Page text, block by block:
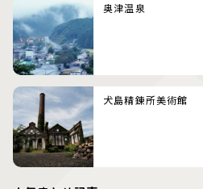
奥津温泉
犬島精錬所美術館